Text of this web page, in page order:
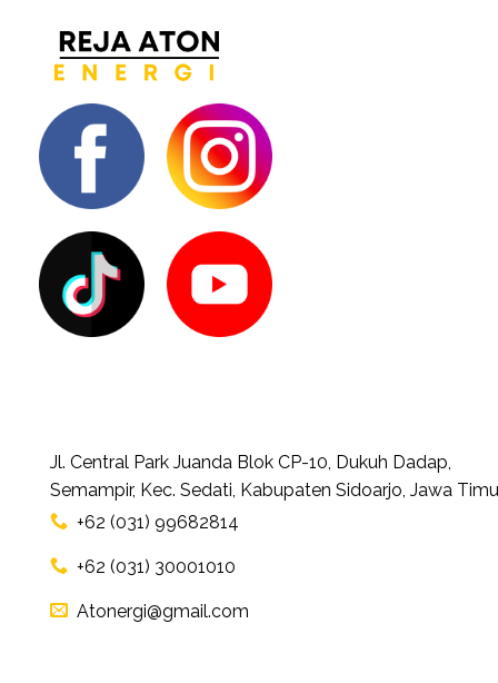
Jl. Central Park Juanda Blok CP-10, Dukuh Dadap,
Semampir, Kec. Sedati, Kabupaten Sidoarjo, Jawa
+62 (031) 99682814
+62 (031) 30001010
Atonergi@gmail.com